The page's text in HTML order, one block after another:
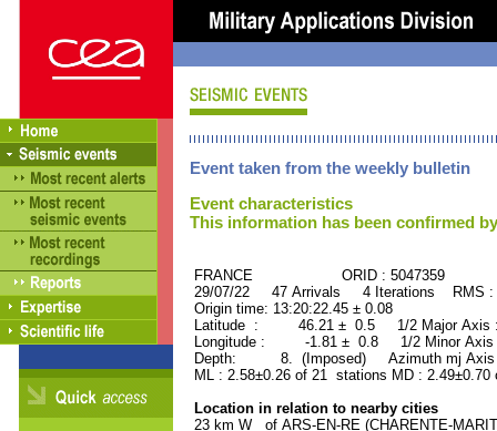
Event taken from the weekly bulletin
Event characteristics
This information has been confirmed
FRANCE ORID : 5047359
29/07/22 47 Arrivals 4 Iterations RMS
Origin time: 13:20:22.45 ± 0.08
Latitude : 46.21 ± 0.5 1/2 Major
Longitude : -1.81 ± 0.8 1/2 Minor
Depth: 8. (Imposed) Azimuth mj Axis
ML : 2.58±0.26 of 21 stations MD :
Location in relation to nearby cities
23 km W of ARS-EN-RE (CHARENTE-